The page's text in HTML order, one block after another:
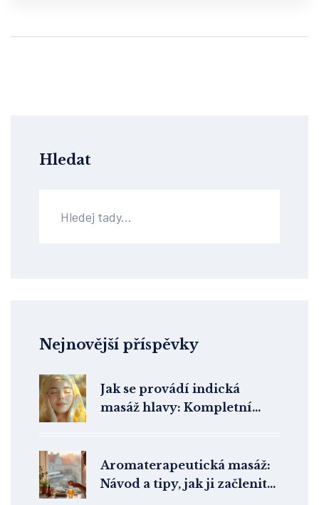
Hledat
Nejnovější příspěvky
Jak se provádí indická
masáž hlavy: Kompletní
Aromaterapeutická masáž:
Návod a tipy, jak ji začlenit